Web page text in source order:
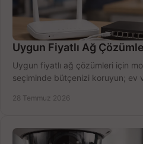
Uygun Fiyatlı Ağ
Uygun fiyatlı ağ çözümleri için
seçiminde bütçenizi koruyun; ev
28 Temmuz 2026